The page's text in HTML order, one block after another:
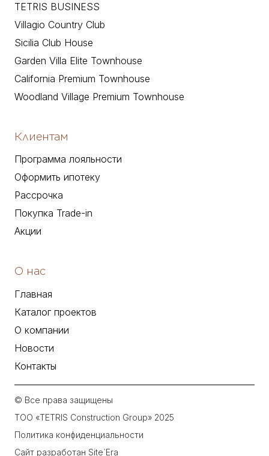
TETRIS BUSINESS
Villagio Country Club
Sicilia Club House
Garden Villa Elite Townhouse
California Premium Townhouse
Woodland Village Premium Townhouse
Клиентам
Программа лояльности
Оформить ипотеку
Рассрочка
Покупка Trade-in
Акции
О нас
Главная
Каталог проектов
О компании
Новости
Контакты
© Все права защищены
ТОО «TETRIS Construction Group» 2025
Политика конфиденциальности
Сайт разработан Site`Era